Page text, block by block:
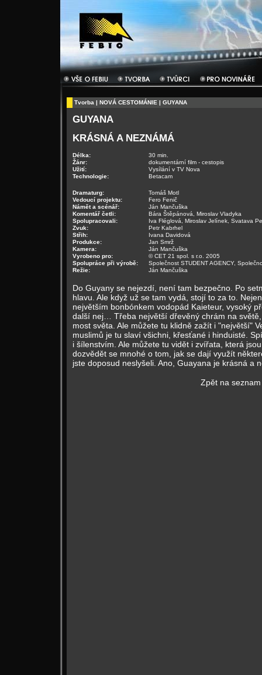
Tvorba | NOVÁ CESTOMÁNIE | GUYANA
GUYANA
KRÁSNÁ A NEZNÁMÁ
Délka:
30 min.
Žánr:
dokumentární film - cestopis
Užití:
Vysílání v TV Nova
Technologie:
Betacam
Dramaturg:
Tomáš Motl
Vedoucí projektu:
Fero Fenič
Námět a scénář:
Ján Mančuška
Komentář četli:
Bára Štěpánová, Miroslav Vladyka
Spolupracovali:
Iva Fléglová, Miroslav Jelínek, Svatava
Zvuk:
Petr Kabrhel
Střih:
Ivana Davidová
Produkce:
Jan Smrž
Kamera:
Ján Mančuška
Vyrobeno pro:
© CET 21 spol. s r.o. 2005
Spolupráce při výrobě:
Společnost STUDENT AGENCY,
Režie:
Ján Mančuška
Do Guyany se nejezdí, není tam bezpečno. Po
hlavu. Ale když už se tam vydá, stojí to za to.
největším bonbónkem vodopád Kaieteur, vysoký
další nej… Třeba největší dřevěný chrám na
most světa. Ale můžete tu klidně zažít i "největší"
muslimů je tu slaví všichni, křesťané i hinduisté.
i šílenstvím. Ale můžete tu vidět i zvířata, která
dozvědět se mnohé o tom, jak se dají využít
jste doposud neslyšeli. Ano, Guayana je krásná a
Zpět na seznam